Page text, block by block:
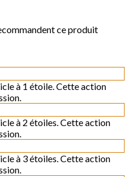
ce produit
à 1 étoile. Cette action
à 2 étoiles. Cette action
à 3 étoiles. Cette action